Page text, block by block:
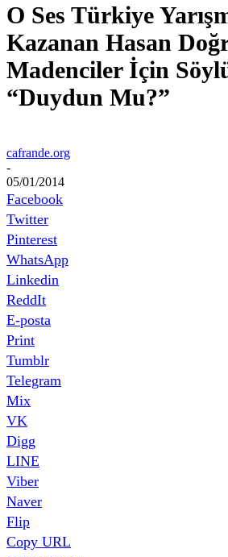
O Ses Türkiye
Kazanan Hasan
Madenciler İçin
“Duydun Mu?”
cafrande.org
-
05/01/2014
Facebook
Twitter
Pinterest
WhatsApp
Linkedin
ReddIt
E-posta
Print
Tumblr
Telegram
Mix
VK
Digg
LINE
Viber
Naver
Flip
Copy URL